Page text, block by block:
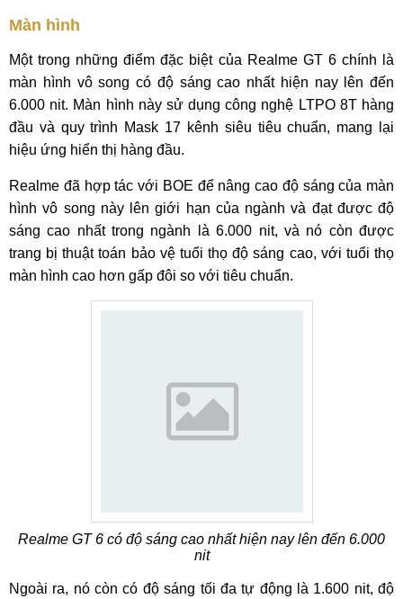
Màn hình
Một trong những điểm đặc biệt của Realme GT 6 chính là
màn hình vô song có độ sáng cao nhất hiện nay lên đến
6.000 nit. Màn hình này sử dụng công nghệ LTPO 8T hàng
đầu và quy trình Mask 17 kênh siêu tiêu chuẩn, mang lại
hiệu ứng hiển thị hàng đầu.
Realme đã hợp tác với BOE để nâng cao độ sáng của màn
hình vô song này lên giới hạn của ngành và đạt được độ
sáng cao nhất trong ngành là 6.000 nit, và nó còn được
trang bị thuật toán bảo vệ tuổi thọ độ sáng cao, với tuổi thọ
màn hình cao hơn gấp đôi so với tiêu chuẩn.
Realme GT 6 có độ sáng cao nhất hiện nay lên đến 6.000
nit
Ngoài ra, nó còn có độ sáng tối đa tự động là 1.600 nit, độ